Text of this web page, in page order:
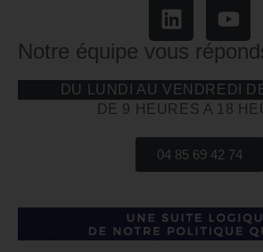
Notre équipe vous
DU LUNDI AU VENDREDI
DE 9 HEURES A 18
04 85 69 42 74